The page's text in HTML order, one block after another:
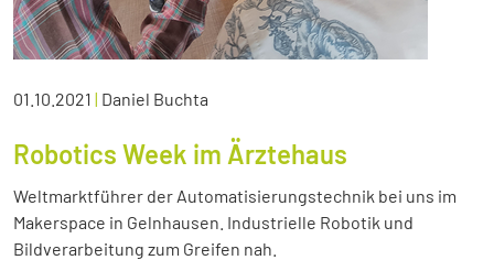
01.10.2021 | Daniel Buchta
Robotics Week im Ärztehaus
Weltmarktführer der Automatisierungstechnik bei uns im
Makerspace in Gelnhausen. Industrielle Robotik und
Bildverarbeitung zum Greifen nah.